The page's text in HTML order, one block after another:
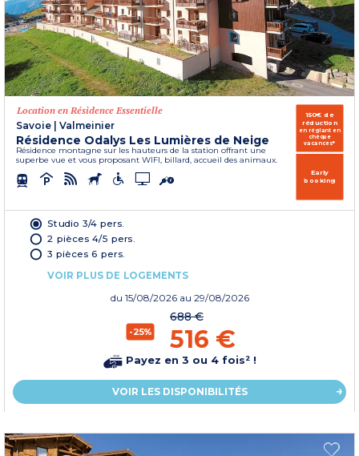
Location en Résidence Essentielle
Savoie | Valmeinier
Résidence Odalys Les Lumières de Neige
Résidence montagne sur les hauteurs de la station offrant une
superbe vue et vous proposant WIFI, billard, accueil des animaux.
150€ de
réduction
en réglant en
chèque
vacances*
Early
booking
Studio 3/4 pers.
2 pièces 4/5 pers.
3 pièces 6 pers.
VOIR PLUS DE LOGEMENTS
du 15/08/2026 au 29/08/2026
-25%
688 €
516 €
Payez en 3 ou 4 fois² !
VOIR LES DISPONIBILITÉS